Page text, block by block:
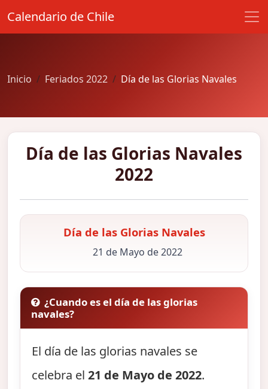
Calendario de Chile
Inicio Feriados 2022 Día de las Glorias Navales
Día de las Glorias Navales
2022
Día de las Glorias Navales
21 de Mayo de 2022
¿Cuando es el día de las glorias
navales?
El día de las glorias navales se
celebra el21 de Mayo de 2022.